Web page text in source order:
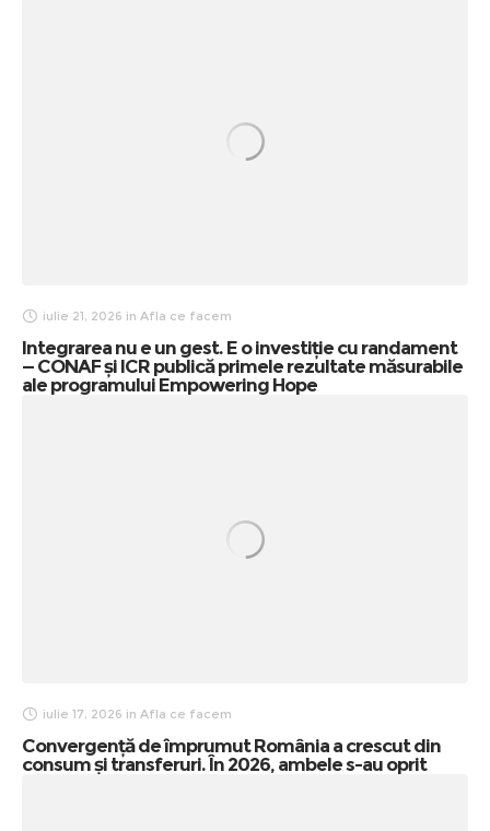
iulie 21, 2026 in Afla ce facem
Integrarea nu e un gest. E o investiție cu randament
— CONAF și ICR publică primele rezultate măsurabile
ale programului Empowering Hope
iulie 17, 2026 in Afla ce facem
Convergență de împrumut România a crescut din
consum și transferuri. În 2026, ambele s-au oprit